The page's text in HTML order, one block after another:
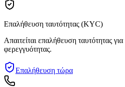
Επαλήθευση ταυτότητας (KYC)
Απαιτείται επαλήθευση ταυτότητας
φερεγγυότητας.
Επαλήθευση τώρα